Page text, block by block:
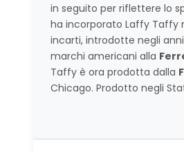
in seguito per riflettere lo
ha incorporato Laffy Taffy
incarti, introdotte negli
marchi americani alla
Taffy è ora prodotta dalla
Chicago. Prodotto negli